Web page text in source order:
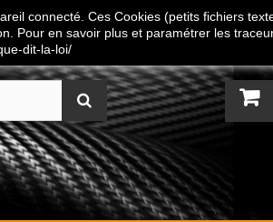
connecté. Ces Cookies (petits fichiers
Pour en savoir plus et paramétrer les
dit-la-loi/